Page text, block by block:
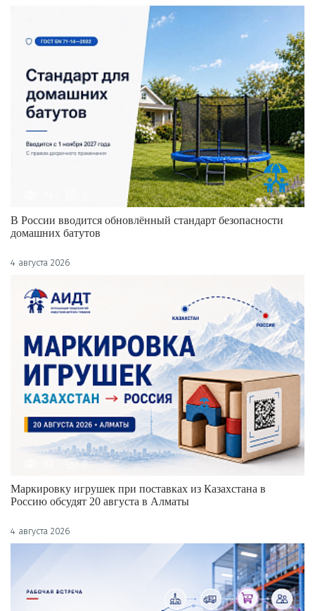
В России вводится обновлённый стандарт безопасности
домашних батутов
4 августа 2026
0
Маркировку игрушек при поставках из Казахстана в
Россию обсудят 20 августа в Алматы
4 августа 2026